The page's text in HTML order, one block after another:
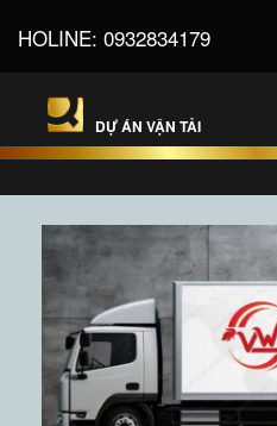
HOLINE: 0932834179
DỰ ÁN VẬN TẢI